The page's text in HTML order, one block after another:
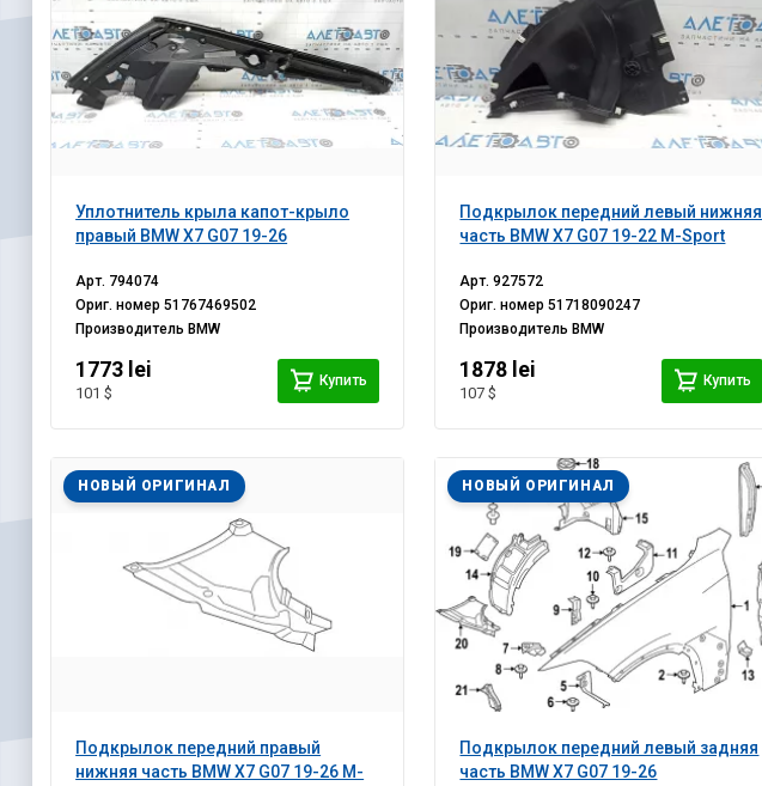
Уплотнитель крыла капот-крыло
правый BMW X7 G07 19-26
Арт. 794074
Ориг. номер51767469502
Производитель BMW
1773 lei
101 $
Купить
Подкрылок передний левый нижняя
часть BMW X7 G07 19-22 M-Sport
Арт.927572
Ориг. номер51718090247
Производитель BMW
1878 lei
107 $
Купить
Подкрылок передний правый
нижняя часть BMW X7 G07 19-26 M-
НОВЫЙ ОРИГИНАЛ
Подкрылок передний левый задняя
часть BMW X7 G07 19-26
НОВЫЙ ОРИГИНАЛ